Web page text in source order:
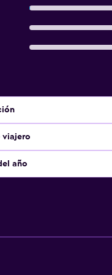
viajero
año